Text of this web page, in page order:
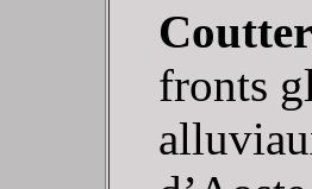
fronts